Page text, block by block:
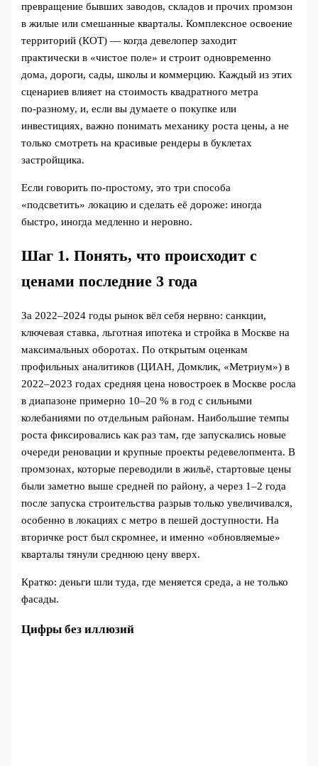
превращение бывших заводов, складов и прочих промзон
в жилые или смешанные кварталы. Комплексное освоение
территорий (КОТ) — когда девелопер заходит
практически в «чистое поле» и строит одновременно
дома, дороги, сады, школы и коммерцию. Каждый из этих
сценариев влияет на стоимость квадратного метра
по‑разному, и, если вы думаете о покупке или
инвестициях, важно понимать механику роста цены, а не
только смотреть на красивые рендеры в буклетах
застройщика.
Если говорить по‑простому, это три способа
«подсветить» локацию и сделать её дороже: иногда
быстро, иногда медленно и неровно.
Шаг 1. Понять, что происходит с
ценами последние 3 года
За 2022–2024 годы рынок вёл себя нервно: санкции,
ключевая ставка, льготная ипотека и стройка в Москве на
максимальных оборотах. По открытым оценкам
профильных аналитиков (ЦИАН, Домклик, «Метриум») в
2022–2023 годах средняя цена новостроек в Москве росла
в диапазоне примерно 10–20 % в год с сильными
колебаниями по отдельным районам. Наибольшие темпы
роста фиксировались как раз там, где запускались новые
очереди реновации и крупные проекты редевелопмента. В
промзонах, которые переводили в жильё, стартовые цены
были заметно выше средней по району, а через 1–2 года
после запуска строительства разрыв только увеличивался,
особенно в локациях с метро в пешей доступности. На
вторичке рост был скромнее, и именно «обновляемые»
кварталы тянули среднюю цену вверх.
Кратко: деньги шли туда, где меняется среда, а не только
фасады.
Цифры без иллюзий